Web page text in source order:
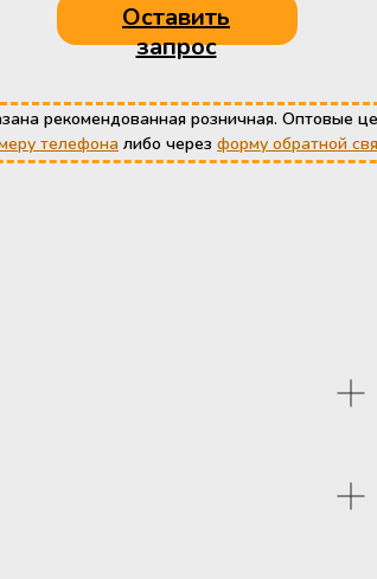
рекомендованная розничная. Оптовые
телефона либо через форму обратной
Оставить
запрос